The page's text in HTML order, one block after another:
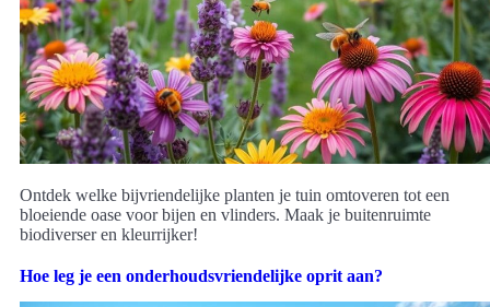
Ontdek welke bijvriendelijke planten je tuin omtoveren tot een
bloeiende oase voor bijen en vlinders. Maak je buitenruimte
biodiverser en kleurrijker!
Hoe leg je een onderhoudsvriendelijke oprit aan?